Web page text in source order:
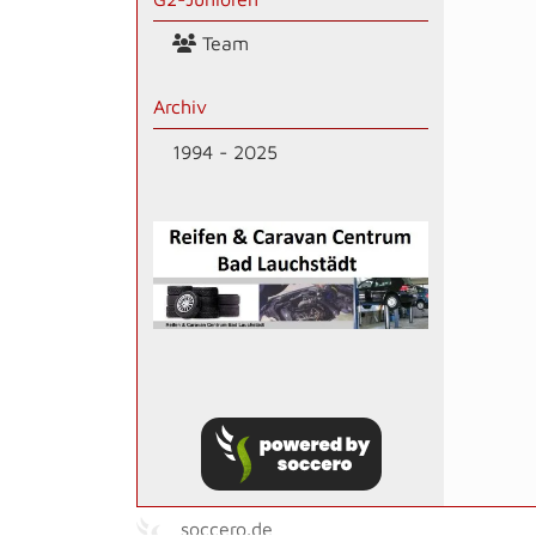
Team
Archiv
1994 - 2025
soccero.de